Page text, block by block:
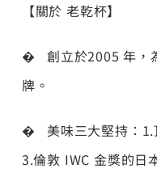
【關於 老乾杯】
� 創立於2005 年，
牌。
� 美味三大堅持：1.
3.倫敦 IWC 金獎的日